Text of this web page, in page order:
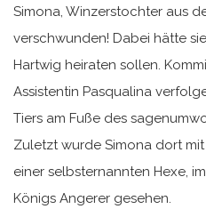
Simona, Winzerstochter aus
verschwunden! Dabei hätte
Hartwig heiraten sollen.
Assistentin Pasqualina
Tiers am Fuße des
Zuletzt wurde Simona dort
einer selbsternannten Hexe,
Königs Angerer gesehen.